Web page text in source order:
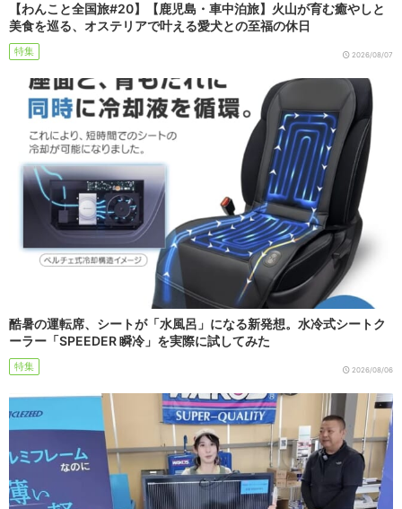
【わんこと全国旅#20】【鹿児島・車中泊旅】火山が育む癒やしと
美食を巡る、オステリアで叶える愛犬との至福の休日
特集 2026/08/07
酷暑の運転席、シートが「水風呂」になる新発想。水冷式シートク
ーラー「SPEEDER 瞬冷」を実際に試してみた
特集 2026/08/06